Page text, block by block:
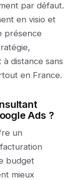
par défaut.
en visio et
présence
distance sans
en France.
Ads ?
un
budget
mieux